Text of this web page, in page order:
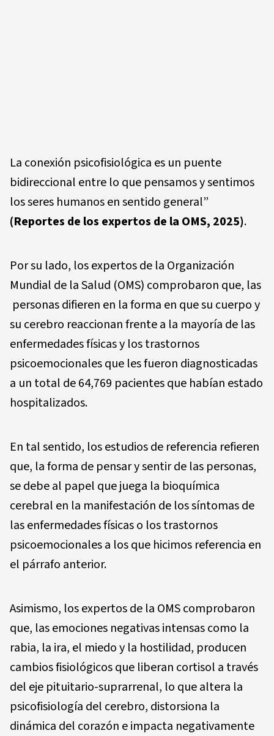
La conexión psicofisiológica es un puente
bidireccional entre lo que pensamos y sentimos
los seres humanos en sentido general”
(Reportes de los expertos de la OMS, 2025).
Por su lado, los expertos de la Organización
Mundial de la Salud (OMS) comprobaron que, las
personas difieren en la forma en que su cuerpo y
su cerebro reaccionan frente a la mayoría de las
enfermedades físicas y los trastornos
psicoemocionales que les fueron diagnosticadas
a un total de 64,769 pacientes que habían estado
hospitalizados.
En tal sentido, los estudios de referencia refieren
que, la forma de pensar y sentir de las personas,
se debe al papel que juega la bioquímica
cerebral en la manifestación de los síntomas de
las enfermedades físicas o los trastornos
psicoemocionales a los que hicimos referencia en
el párrafo anterior.
Asimismo, los expertos de la OMS comprobaron
que, las emociones negativas intensas como la
rabia, la ira, el miedo y la hostilidad, producen
cambios fisiológicos que liberan cortisol a través
del eje pituitario-suprarrenal, lo que altera la
psicofisiología del cerebro, distorsiona la
dinámica del corazón e impacta negativamente